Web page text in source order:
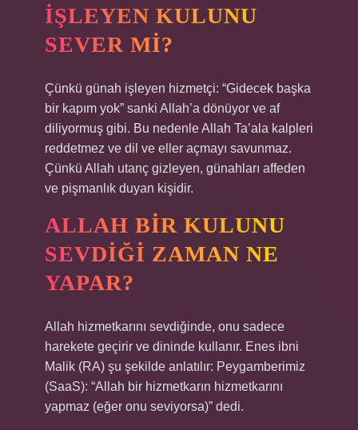
IŞLEYEN KULUNU
SEVER MI?
Çünkü günah işleyen hizmetçi: “Gidecek başka
bir kapım yok” sanki Allah’a dönüyor ve af
diliyormuş gibi. Bu nedenle Allah Ta’ala kalpleri
reddetmez ve dil ve eller açmayı savunmaz.
Çünkü Allah utanç gizleyen, günahları affeden
ve pişmanlık duyan kişidir.
ALLAH BIR KULUNU
SEVDIĞI ZAMAN NE
YAPAR?
Allah hizmetkarını sevdiğinde, onu sadece
harekete geçirir ve dininde kullanır. Enes ibni
Malik (RA) şu şekilde anlatılır: Peygamberimiz
(SaaS): “Allah bir hizmetkarın hizmetkarını
yapmaz (eğer onu seviyorsa)” dedi.